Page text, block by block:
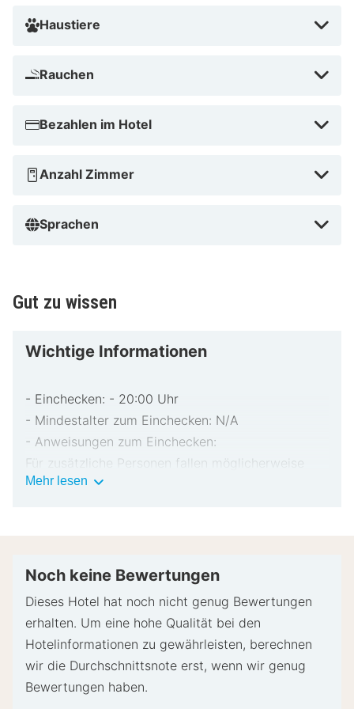
Haustiere
Rauchen
Bezahlen im Hotel
Anzahl Zimmer
Sprachen
Gut zu wissen
Wichtige Informationen
- Einchecken: - 20:00 Uhr
- Mindestalter zum Einchecken: N/A
- Anweisungen zum Einchecken:
Für zusätzliche Personen fallen möglicherweise
Gebühren an, die abhängig von den Bestimmungen
bar für unvorhergesehene Aufwendungen verlangt.
versucht, Sonderwünschen entgegenzukommen,
sie können jedoch nicht garantiert werden.
Eventuell fallen zusätzliche Gebühren an.
Bitte wende dich im Voraus an die Unterkunft, um
einen Parkplatz auf dem Gelände zu reservieren
Mehr lesen Wichtige
Noch keine Bewertungen
Dieses Hotel hat noch nicht genug Bewertungen
erhalten. Um eine hohe Qualität bei den
Hotelinformationen zu gewährleisten, berechnen
wir die Durchschnittsnote erst, wenn wir genug
Bewertungen haben.